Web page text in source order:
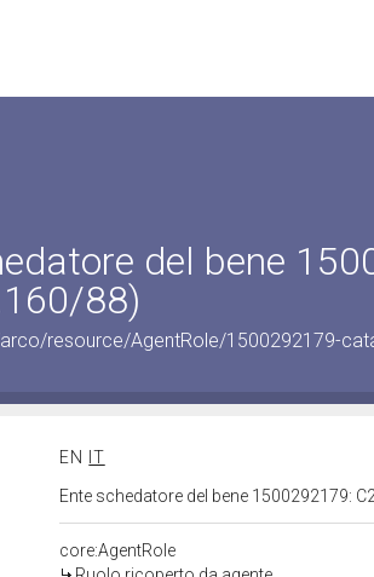
del bene
88)
resource/AgentRole/1500292179-
EN
IT
Ente schedatore del bene 1500292179:
core:AgentRole